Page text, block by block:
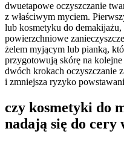
dwuetapowe oczyszczanie
z właściwym myciem.
lub kosmetyku do
powierzchniowe
żelem myjącym lub pianką,
przygotowują skórę na
dwóch krokach oczyszczanie
i zmniejsza ryzyko
czy kosmetyki do
nadają się do cery